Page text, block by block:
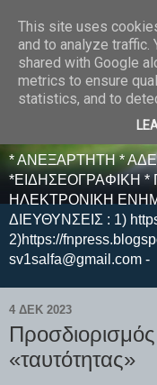
E F E N
* ΑΝΕΞΑΡΤΗΤΗ *
*ΕΙΔΗΣΕΟΓΡΑΦΙΚΗ
ΗΛΕΚΤΡΟΝΙΚΗ
ΔΙΕΥΘΥΝΣΕΙΣ : 1)
2)https://
sv1salfa@gmail.com -
4 ΔΕΚ 2023
«ταυτότητας»
This site uses
and to analyze traffic.
shared with Google
metrics to ensure
statistics, and to